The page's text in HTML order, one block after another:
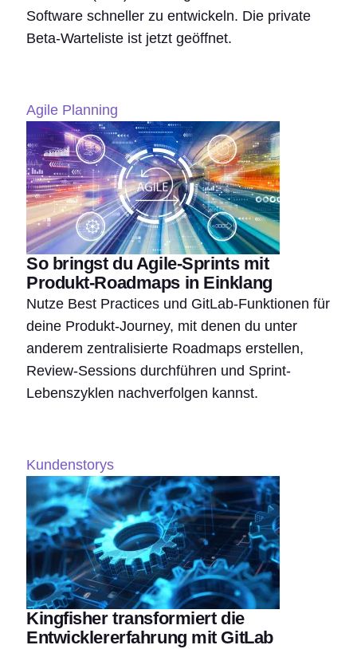
Software schneller zu entwickeln. Die private
Beta-Warteliste ist jetzt geöffnet.
Agile Planning
So bringst du Agile-Sprints mit
Produkt-Roadmaps in Einklang
Nutze Best Practices und GitLab-Funktionen für
deine Produkt-Journey, mit denen du unter
anderem zentralisierte Roadmaps erstellen,
Review-Sessions durchführen und Sprint-
Lebenszyklen nachverfolgen kannst.
Kundenstorys
Kingfisher transformiert die
Entwicklererfahrung mit GitLab